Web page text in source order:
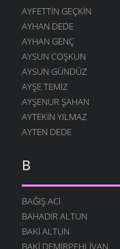
AYFETTIN GEÇKIN
AYHAN DEDE
AYHAN GENÇ
AYSUN COŞKUN
AYSUN GÜNDÜZ
AYŞE TEMIZ
AYŞENUR ŞAHAN
AYTEKIN YILMAZ
AYTEN DEDE
B
BAĞIŞ ACI
BAHADIR ALTUN
BAKI ALTUN
BAKI DEMIRPEHLIVAN